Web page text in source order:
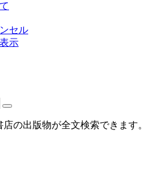
セル
示
の出版物が全文検索できます。